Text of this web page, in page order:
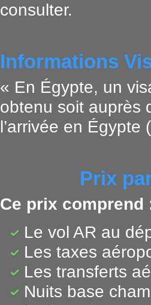
consulter.
Informations
« En Égypte, un
obtenu soit auprès
l’arrivée en Égypte
Prix
Ce prix comprend
Le vol AR au
Les taxes
Les transferts
Nuits base